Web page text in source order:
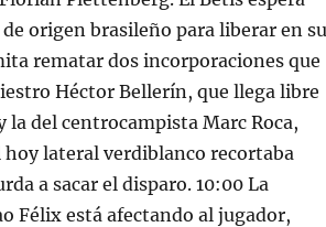
origen brasileño para liberar en su
rematar dos incorporaciones que
Héctor Bellerín, que llega libre
la del centrocampista Marc Roca,
hoy lateral verdiblanco recortaba
a sacar el disparo. 10:00 La
Félix está afectando al jugador,